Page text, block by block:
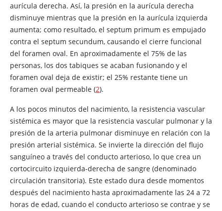
aurícula derecha. Así, la presión en la aurícula derecha
disminuye mientras que la presión en la aurícula izquierda
aumenta; como resultado, el septum primum es empujado
contra el septum secundum, causando el cierre funcional
del foramen oval. En aproximadamente el 75% de las
personas, los dos tabiques se acaban fusionando y el
foramen oval deja de existir; el 25% restante tiene un
foramen oval permeable (2).
A los pocos minutos del nacimiento, la resistencia vascular
sistémica es mayor que la resistencia vascular pulmonar y la
presión de la arteria pulmonar disminuye en relación con la
presión arterial sistémica. Se invierte la dirección del flujo
sanguíneo a través del conducto arterioso, lo que crea un
cortocircuito izquierda-derecha de sangre (denominado
circulación transitoria). Este estado dura desde momentos
después del nacimiento hasta aproximadamente las 24 a 72
horas de edad, cuando el conducto arterioso se contrae y se